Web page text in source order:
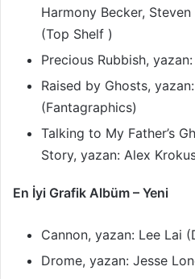
Harmony Becker,
(Top Shelf )
Precious Rubbish,
Raised by Ghosts,
(Fantagraphics)
Talking to My Father’s
Story, yazan: Alex
En İyi Grafik Albüm – Yeni
Cannon, yazan: Lee Lai
Drome, yazan: Jesse